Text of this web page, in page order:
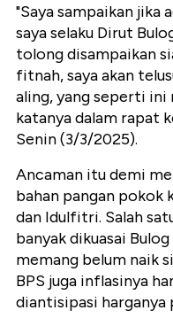
"Saya sampaikan jika
saya selaku Dirut
tolong disampaikan
fitnah, saya akan
aling, yang seperti ini
katanya dalam rapat
Senin (3/3/2025).
Ancaman itu demi
bahan pangan pokok
dan Idulfitri. Salah
banyak dikuasai
memang belum naik
BPS juga inflasinya
diantisipasi harganya